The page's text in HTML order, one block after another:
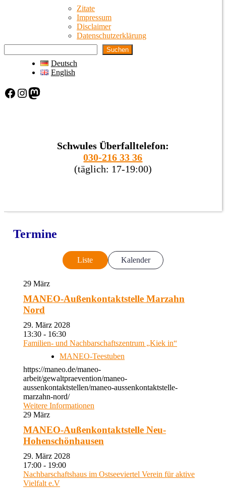
Zitate
Impressum
Disclaimer
Datenschutzerklärung
Suchen
Deutsch
English
Facebook Instagram Mastodon
Schwules Überfalltelefon:
030-216 33 36
(täglich: 17-19:00)
Termine
Liste Kalender
29 März
MANEO-Außenkontaktstelle Marzahn
Nord
29. März 2028
13:30 - 16:30
Familien- und Nachbarschaftszentrum „Kiek in“
MANEO-Teestuben
https://maneo.de/maneo-
arbeit/gewaltpraevention/maneo-
aussenkontaktstellen/maneo-aussenkontaktstelle-
marzahn-nord/
Weitere Informationen
29 März
MANEO-Außenkontaktstelle Neu-
Hohenschönhausen
29. März 2028
17:00 - 19:00
Nachbarschaftshaus im Ostseeviertel Verein für aktive
Vielfalt e.V